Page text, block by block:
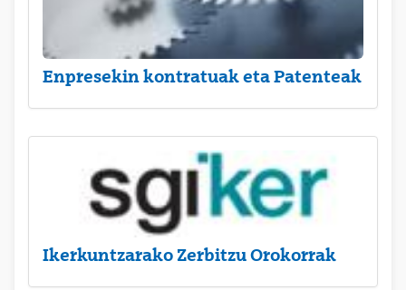
Enpresekin kontratuak eta Patenteak
Ikerkuntzarako Zerbitzu Orokorrak